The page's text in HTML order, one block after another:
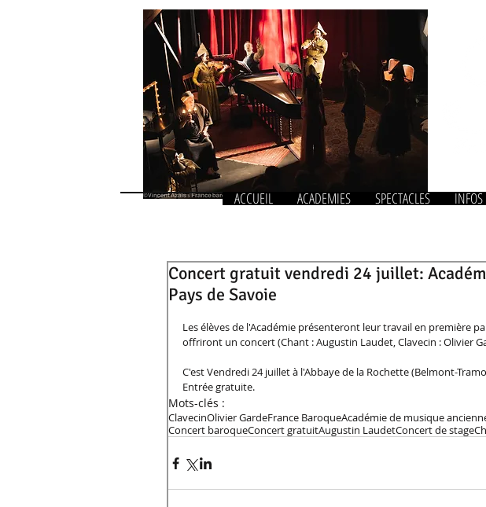
ACCUEIL ACADEMIES SPECTACLES INFOS
Concert gratuit vendredi 24 juillet:
Pays de Savoie
Les élèves de l'Académie présenteront leur travail en première
offriront un concert (Chant : Augustin Laudet, Clavecin : Olivier
C'est Vendredi 24 juillet à l'Abbaye de la Rochette (Belmont-
Entrée gratuite.
Mots-clés :
ClavecinOlivier GardeFrance BaroqueAcadémie de musique
Concert baroqueConcert gratuitAugustin LaudetConcert de stage